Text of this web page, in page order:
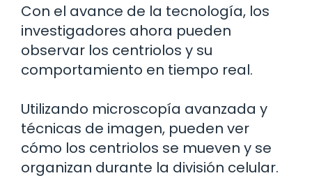
Con el avance de la tecnología, los
investigadores ahora pueden
observar los centriolos y su
comportamiento en tiempo real.
Utilizando microscopía avanzada y
técnicas de imagen, pueden ver
cómo los centriolos se mueven y se
organizan durante la división celular.